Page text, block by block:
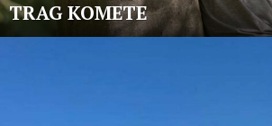
TRAG KOMETE